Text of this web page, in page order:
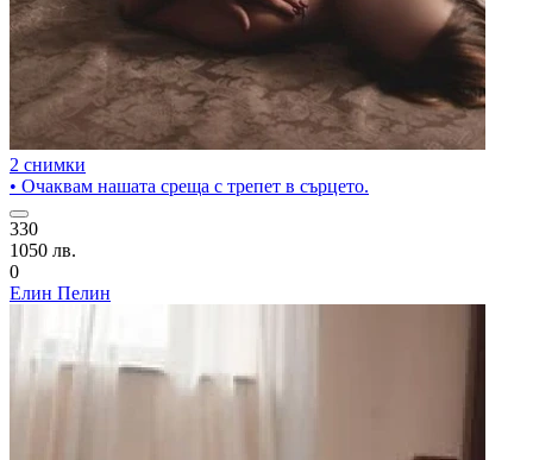
2 снимки
• Очаквам нашата среща с трепет в сърцето.
330
1050 лв.
0
Елин Пелин